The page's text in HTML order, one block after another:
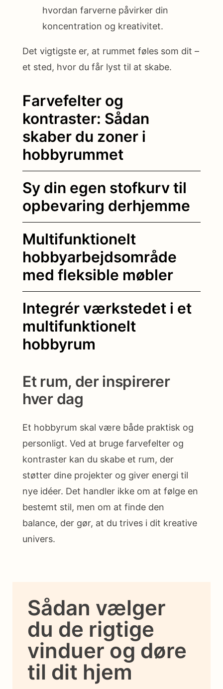
hvordan farverne påvirker din
koncentration og kreativitet.
Det vigtigste er, at rummet føles som dit –
et sted, hvor du får lyst til at skabe.
Farvefelter og
kontraster: Sådan
skaber du zoner i
hobbyrummet
Sy din egen stofkurv til
opbevaring derhjemme
Multifunktionelt
hobbyarbejdsområde
med fleksible møbler
Integrér værkstedet i et
multifunktionelt
hobbyrum
Et rum, der inspirerer
hver dag
Et hobbyrum skal være både praktisk og
personligt. Ved at bruge farvefelter og
kontraster kan du skabe et rum, der
støtter dine projekter og giver energi til
nye idéer. Det handler ikke om at følge en
bestemt stil, men om at finde den
balance, der gør, at du trives i dit kreative
univers.
Sådan vælger
du de rigtige
vinduer og døre
til dit hjem